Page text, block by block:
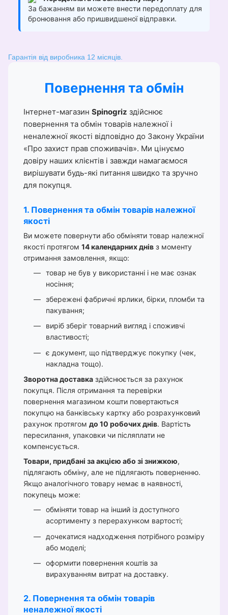
За бажанням ви можете внести передоплату для
бронювання або пришвидшеної відправки.
Гарантія від виробника 12 місяців.
Повернення та обмін
Інтернет-магазин Spinogriz здійснює
повернення та обмін товарів належної і
неналежної якості відповідно до Закону України
«Про захист прав споживачів». Ми цінуємо
довіру наших клієнтів і завжди намагаємося
вирішувати будь-які питання швидко та зручно
для покупця.
1. Повернення та обмін товарів належної
якості
Ви можете повернути або обміняти товар належної
якості протягом 14 календарних днів з моменту
отримання замовлення, якщо:
товар не був у використанні і не має ознак
носіння;
збережені фабричні ярлики, бірки, пломби та
пакування;
виріб зберіг товарний вигляд і споживчі
властивості;
є документ, що підтверджує покупку (чек,
накладна тощо).
Зворотна доставка здійснюється за рахунок
покупця. Після отримання та перевірки
повернення магазином кошти повертаються
покупцю на банківську картку або розрахунковий
рахунок протягом до 10 робочих днів. Вартість
пересилання, упаковки чи післяплати не
компенсується.
Товари, придбані за акцією або зі знижкою,
підлягають обміну, але не підлягають поверненню.
Якщо аналогічного товару немає в наявності,
покупець може:
обміняти товар на інший із доступного
асортименту з перерахунком вартості;
дочекатися надходження потрібного розміру
або моделі;
оформити повернення коштів за
вирахуванням витрат на доставку.
2. Повернення та обмін товарів
неналежної якості